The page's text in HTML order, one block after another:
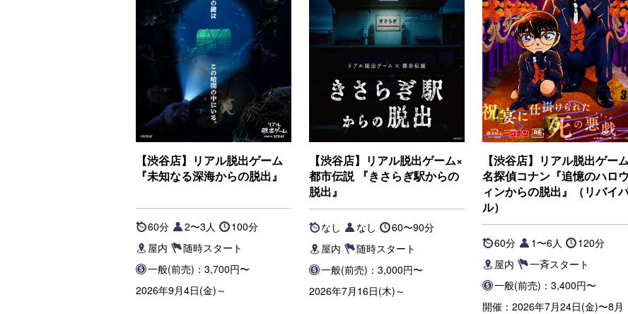
【渋谷店】リアル脱出ゲーム
『未知なる深海からの脱出』
60分 2〜3人
100分
屋内
随時スタート
一般(前売)：3,700円〜
2026年9月4日(金)～
【渋谷店】リアル脱出ゲーム×
都市伝説 『きさらぎ駅からの
脱出』
なし なし
60〜90分
屋内
随時スタート
一般(前売)：3,000円〜
2026年7月16日(木)～
【渋谷店】リアル脱出ゲー
名探偵コナン『追憶のハロウ
ィンからの脱出』（リバイ
ル）
60分 1〜6人
120分
屋内
一斉スタート
一般(前売)：3,400円〜
開催：2026年7月24日(金)〜8月